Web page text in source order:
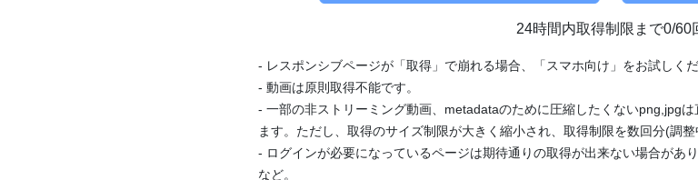
24時間内取得制限まで0/60
- レスポンシブページが「取得」で崩れる場合、「スマホ向け」をお試しくだ
- 動画は原則取得不能です。
- 一部の非ストリーミング動画、metadataのために圧縮したくないpng,jpg
ます。ただし、取得のサイズ制限が大きく縮小され、取得制限を数回分(調整
- ログインが必要になっているページは期待通りの取得が出来ない場合があ
など。